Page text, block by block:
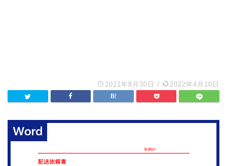
2021年8月30日 / 2022年4月10日